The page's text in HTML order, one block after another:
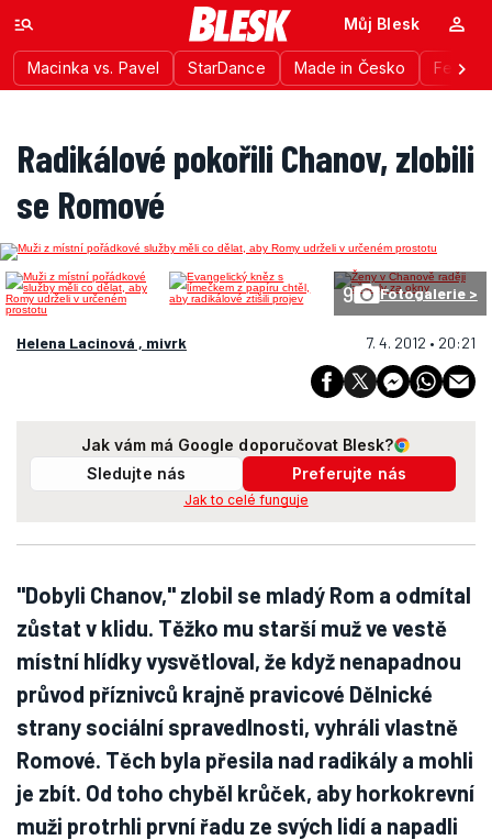
Macinka vs. Pavel StarDance Made in Česko
Můj Blesk
Radikálové pokořili Chanov, zlobili
se Romové
9 Fotogalerie >
Helena Lacinová , mivrk 7. 4. 2012 • 20:21
Jak vám má Google doporučovat Blesk?
Sledujte nás
Preferujte nás
Jak to celé funguje
"Dobyli Chanov," zlobil se mladý Rom a odmítal
zůstat v klidu. Těžko mu starší muž ve vestě
místní hlídky vysvětloval, že když nenapadnou
průvod příznivců krajně pravicové Dělnické
strany sociální spravedlnosti, vyhráli vlastně
Romové. Těch byla přesila nad radikály a mohli
je zbít. Od toho chyběl krůček, aby horkokrevní
muži protrhli první řadu ze svých lidí a napadli